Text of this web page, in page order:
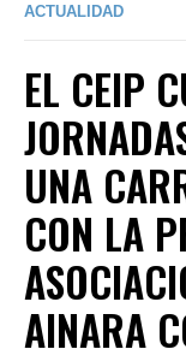
ACTUALIDAD
EL CEIP
UNA
CON LA
AINARA